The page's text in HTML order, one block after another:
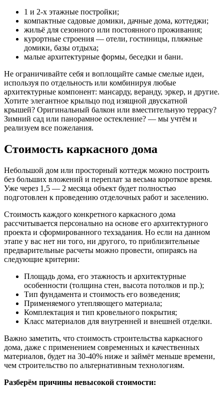
1 и 2-х этажные постройки;
компактные садовые домики, дачные дома, коттеджи;
жильё для сезонного или постоянного проживания;
курортные строения — отели, гостиницы, пляжные
домики, базы отдыха;
малые архитектурные формы, беседки и бани.
Не ограничивайте себя и воплощайте самые смелые идеи,
используя по отдельность или комбинируя любые
архитектурные компонент: мансарду, веранду, эркер, и другие.
Хотите элегантное крыльцо под изящной двускатной
крышей? Оригинальный балкон или вместительную террасу?
Зимний сад или панорамное остекление? — мы учтём и
реализуем все пожелания.
Стоимость каркасного дома
Небольшой дом или просторный коттедж можно построить
без больших вложений и переплат за весьма короткое время.
Уже через 1,5 — 2 месяца объект будет полностью
подготовлен к проведению отделочных работ и заселению.
Стоимость каждого конкретного каркасного дома
рассчитывается персонально на основе его архитектурного
проекта и сформированного техзадания. Но если на данном
этапе у вас нет ни того, ни другого, то приблизительные
предварительные расчеты можно провести, опираясь на
следующие критерии:
Площадь дома, его этажность и архитектурные
особенности (толщина стен, высота потолков и пр.);
Тип фундамента и стоимость его возведения;
Применяемого утепляющего материала;
Комплектация и тип кровельного покрытия;
Класс материалов для внутренней и внешней отделки.
Важно заметить, что стоимость строительства каркасного
дома, даже с применением современных и качественных
материалов, будет на 30-40% ниже и займёт меньше времени,
чем строительство по альтернативным технологиям.
Разберём причины невысокой стоимости: